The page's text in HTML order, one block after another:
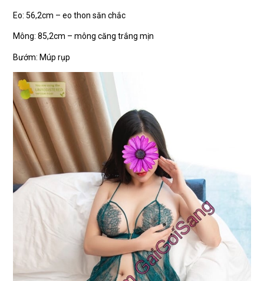
Eo: 56,2cm – eo thon săn chắc
Mông: 85,2cm – mông căng trắng mịn
Bướm: Múp rụp